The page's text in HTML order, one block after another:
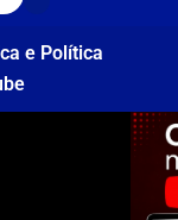
e Política